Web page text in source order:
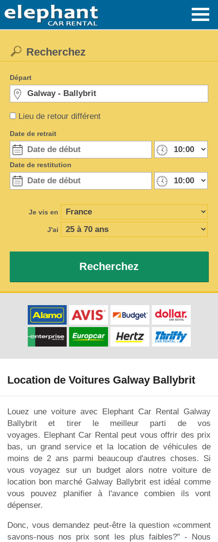
Lieu de retour différent
Recherchez
Départ
Date de retrait
Date de restitution
Je vis en
J'ai
Recherchez
Location de Voitures Galway Ballybrit
Louez une voiture avec Elephant Car Rental Galway
Ballybrit et tirer le meilleur parti de vos
voyages. Elephant Car Rental peut vous offrir des prix
bas, un grand service et la location de véhicules de
moins de 2 ans parmi beaucoup d'autres choses. Si
vous voyagez sur un budget alors notre voiture de
location bon marché Galway Ballybrit est idéal comme
vous pouvez planifier à l'avance combien ils vont
dépenser.
Donc, vous demandez peut-être la question «comment
savons-nous nos prix sont les plus faibles?" - Nous